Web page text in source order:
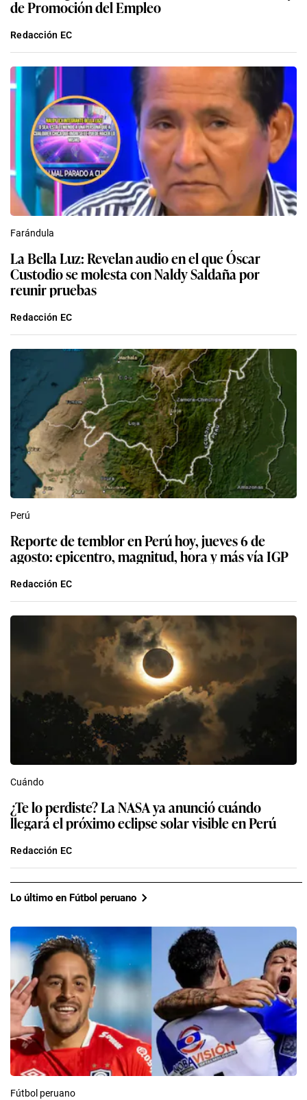
de Promoción del Empleo
Redacción EC
Farándula
La Bella Luz: Revelan audio en el que Óscar
Custodio se molesta con Naldy Saldaña por
reunir pruebas
Redacción EC
Perú
Reporte de temblor en Perú hoy, jueves 6 de
agosto: epicentro, magnitud, hora y más vía IGP
Redacción EC
Cuándo
¿Te lo perdiste? La NASA ya anunció cuándo
llegará el próximo eclipse solar visible en Perú
Redacción EC
Lo último en Fútbol peruano
Fútbol peruano